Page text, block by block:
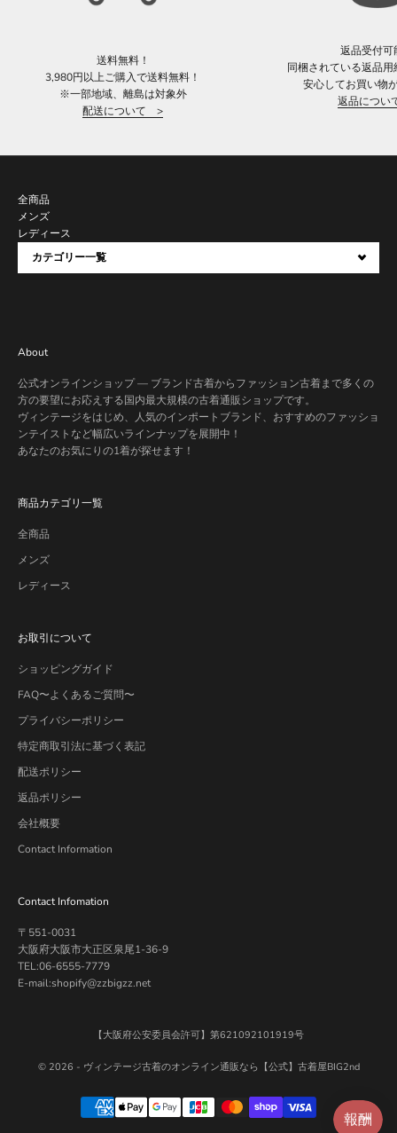
送料無料！
3,980円以上ご購入で送料無料！
※一部地域、離島は対象外
配送について >
返品受付可
同梱されている返品
安心してお買い物
返品につ
全商品
メンズ
レディース
カテゴリー一覧
About
公式オンラインショップ — ブランド古着からファッション古着まで多くの
方の要望にお応えする国内最大規模の古着通販ショップです。
ヴィンテージをはじめ、人気のインポートブランド、おすすめのファッショ
ンテイストなど幅広いラインナップを展開中！
あなたのお気にりの1着が探せます！
商品カテゴリ一覧
全商品
メンズ
レディース
お取引について
ショッピングガイド
FAQ〜よくあるご質問〜
プライバシーポリシー
特定商取引法に基づく表記
配送ポリシー
返品ポリシー
会社概要
Contact Information
Contact Infomation
〒551-0031
大阪府大阪市大正区泉尾1-36-9
TEL:06-6555-7779
E-mail:shopify@zzbigzz.net
【大阪府公安委員会許可】第621092101919号
© 2026 - ヴィンテージ古着のオンライン通販なら【公式】古着屋BIG2nd